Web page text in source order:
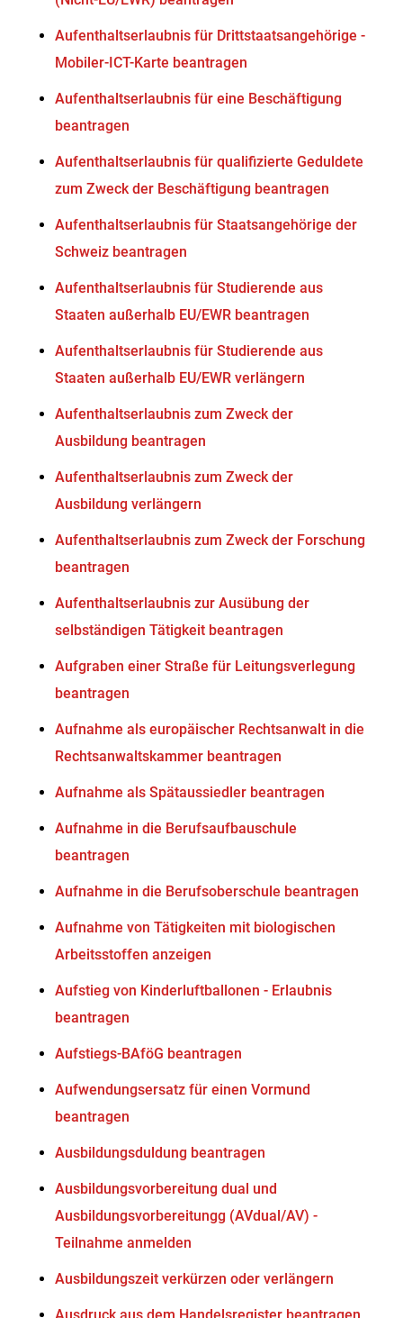
Aufenthaltserlaubnis für Drittstaatsangehörige -
Mobiler-ICT-Karte beantragen
Aufenthaltserlaubnis für eine Beschäftigung
beantragen
Aufenthaltserlaubnis für qualifizierte Geduldete
zum Zweck der Beschäftigung beantragen
Aufenthaltserlaubnis für Staatsangehörige der
Schweiz beantragen
Aufenthaltserlaubnis für Studierende aus
Staaten außerhalb EU/EWR beantragen
Aufenthaltserlaubnis für Studierende aus
Staaten außerhalb EU/EWR verlängern
Aufenthaltserlaubnis zum Zweck der
Ausbildung beantragen
Aufenthaltserlaubnis zum Zweck der
Ausbildung verlängern
Aufenthaltserlaubnis zum Zweck der Forschung
beantragen
Aufenthaltserlaubnis zur Ausübung der
selbständigen Tätigkeit beantragen
Aufgraben einer Straße für Leitungsverlegung
beantragen
Aufnahme als europäischer Rechtsanwalt in die
Rechtsanwaltskammer beantragen
Aufnahme als Spätaussiedler beantragen
Aufnahme in die Berufsaufbauschule
beantragen
Aufnahme in die Berufsoberschule beantragen
Aufnahme von Tätigkeiten mit biologischen
Arbeitsstoffen anzeigen
Aufstieg von Kinderluftballonen - Erlaubnis
beantragen
Aufstiegs-BAföG beantragen
Aufwendungsersatz für einen Vormund
beantragen
Ausbildungsduldung beantragen
Ausbildungsvorbereitung dual und
Ausbildungsvorbereitungg (AVdual/AV) -
Teilnahme anmelden
Ausbildungszeit verkürzen oder verlängern